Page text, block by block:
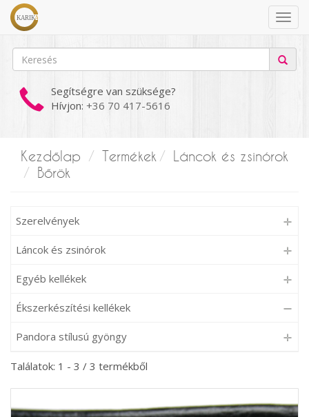
Segítségre van szüksége?
Hívjon: +36 70 417-5616
Kezdőlap Termékek
Láncok és zsinórok
Bőrök
Szerelvények
Láncok és zsinórok
Egyéb kellékek
Ékszerkészítési kellékek
Pandora stílusú gyöngy
Találatok: 1 - 3 / 3 termékből